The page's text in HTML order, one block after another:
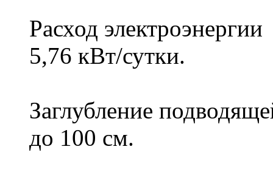
Расход электроэнергии
5,76 кВт/сутки.
Заглубление
до 100 см.